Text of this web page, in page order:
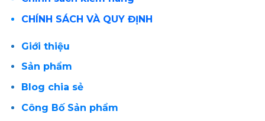
CHÍNH SÁCH VÀ QUY ĐỊNH
Giới thiệu
Sản phẩm
Blog chia sẻ
Công Bố Sản phẩm